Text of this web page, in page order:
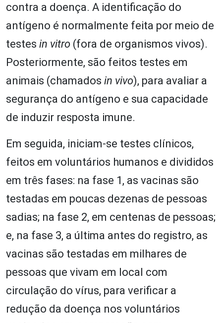
contra a doença. A identificação do
antígeno é normalmente feita por meio de
testes in vitro (fora de organismos vivos).
Posteriormente, são feitos testes em
animais (chamados in vivo), para avaliar a
segurança do antígeno e sua capacidade
de induzir resposta imune.
Em seguida, iniciam-se testes clínicos,
feitos em voluntários humanos e divididos
em três fases: na fase 1, as vacinas são
testadas em poucas dezenas de pessoas
sadias; na fase 2, em centenas de pessoas;
e, na fase 3, a última antes do registro, as
vacinas são testadas em milhares de
pessoas que vivam em local com
circulação do vírus, para verificar a
redução da doença nos voluntários